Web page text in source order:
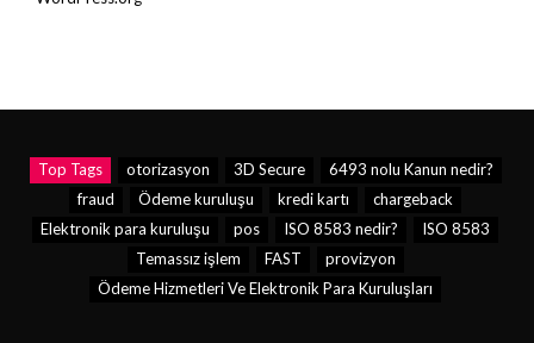
Top Tags otorizasyon 3D Secure
6493 nolu Kanun nedir?
fraud
Ödeme kuruluşu kredi kartı
chargeback
Elektronik para kuruluşu
pos ISO 8583 nedir?
ISO 8583
Temassız işlem
FAST
provizyon
Ödeme Hizmetleri Ve Elektronik Para Kuruluşları